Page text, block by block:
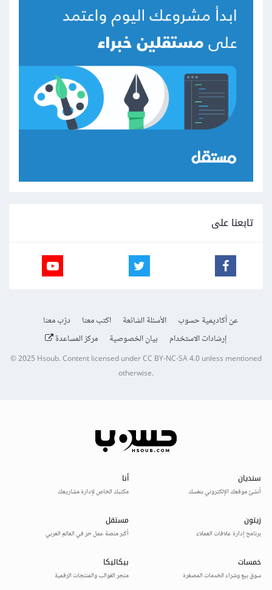
تابعنا على
عن أكاديمية حسوب الأسئلة الشائعة اكتب معنا
درّب معنا
إرشادات الاستخدام
بيان الخصوصية مركز المساعدة
© 2025Hsoub.Content licensed underCC BY-NC-SA 4.0unless mentioned
otherwise.